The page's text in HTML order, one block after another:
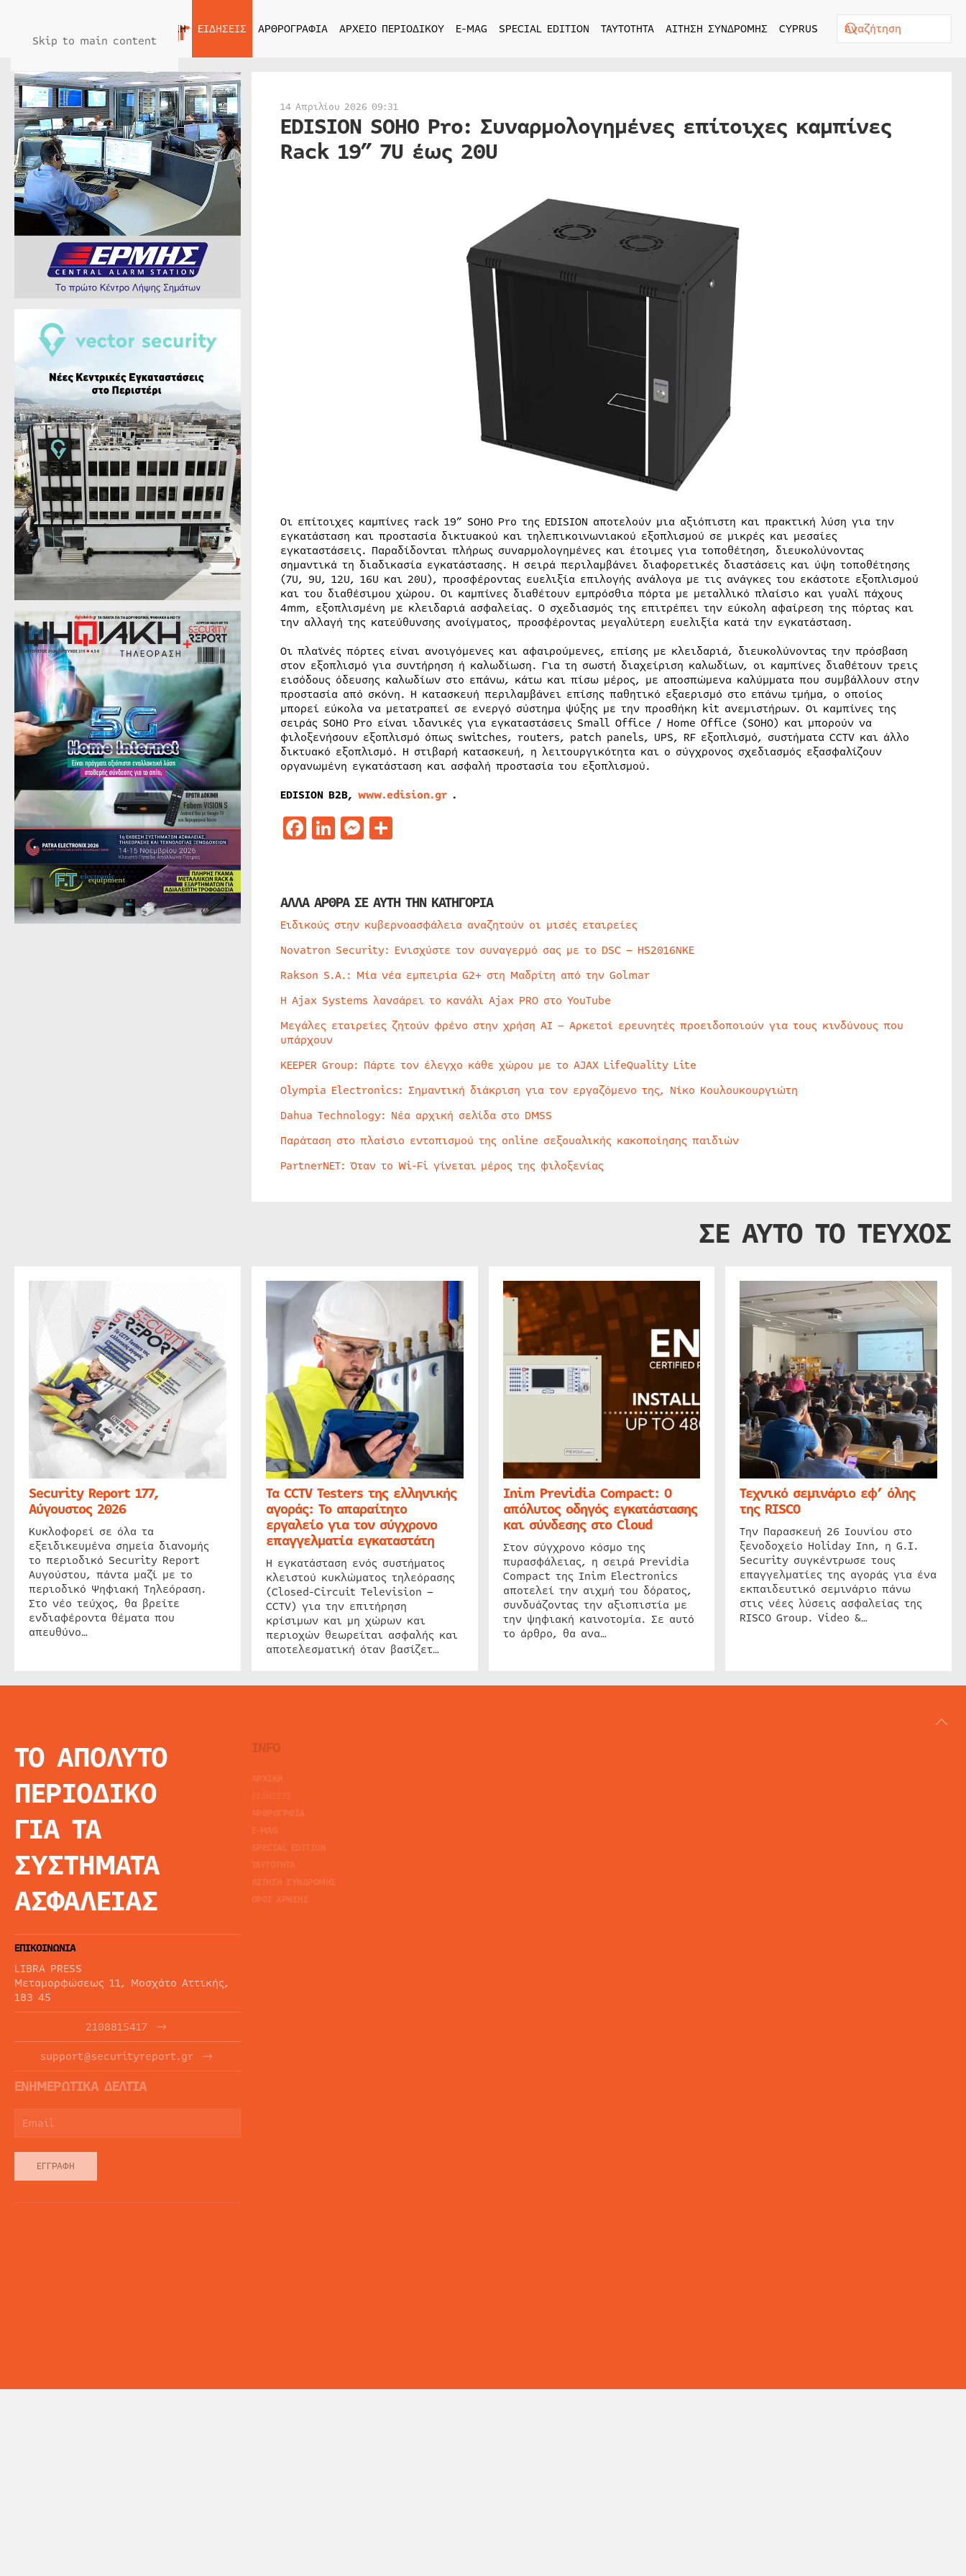
Skip to main content
ΑΡΧΙΚΗ ΕΙΔΗΣΕΙΣ ΑΡΘΡΟΓΡΑΦΙΑ ΑΡΧΕΙΟ ΠΕΡΙΟΔΙΚΟΥ E-MAG SPECIAL EDITION ΤΑΥΤΟΤΗΤΑ ΑΙΤΗΣΗ ΣΥΝΔΡΟΜΗΣ CYPRUS
14 Απριλίου 2026 09:31
EDISION SOHO Pro: Συναρμολογημένες επίτοιχες καμπίνες
Rack 19” 7U έως 20U
Οι επίτοιχες καμπίνες rack 19” SOHO Pro της EDISION αποτελούν μια αξιόπιστη και πρακτική λύση για την
εγκατάσταση και προστασία δικτυακού και τηλεπικοινωνιακού εξοπλισμού σε μικρές και μεσαίες
εγκαταστάσεις. Παραδίδονται πλήρως συναρμολογημένες και έτοιμες για τοποθέτηση, διευκολύνοντας
σημαντικά τη διαδικασία εγκατάστασης. Η σειρά περιλαμβάνει διαφορετικές διαστάσεις και ύψη τοποθέτησης
(7U, 9U, 12U, 16U και 20U), προσφέροντας ευελιξία επιλογής ανάλογα με τις ανάγκες του εκάστοτε εξοπλισμού
και του διαθέσιμου χώρου. Οι καμπίνες διαθέτουν εμπρόσθια πόρτα με μεταλλικό πλαίσιο και γυαλί πάχους
4mm, εξοπλισμένη με κλειδαριά ασφαλείας. Ο σχεδιασμός της επιτρέπει την εύκολη αφαίρεση της πόρτας και
την αλλαγή της κατεύθυνσης ανοίγματος, προσφέροντας μεγαλύτερη ευελιξία κατά την εγκατάσταση.
Οι πλαϊνές πόρτες είναι ανοιγόμενες και αφαιρούμενες, επίσης με κλειδαριά, διευκολύνοντας την πρόσβαση
στον εξοπλισμό για συντήρηση ή καλωδίωση. Για τη σωστή διαχείριση καλωδίων, οι καμπίνες διαθέτουν τρεις
εισόδους όδευσης καλωδίων στο επάνω, κάτω και πίσω μέρος, με αποσπώμενα καλύμματα που συμβάλλουν στην
προστασία από σκόνη. Η κατασκευή περιλαμβάνει επίσης παθητικό εξαερισμό στο επάνω τμήμα, ο οποίος
μπορεί εύκολα να μετατραπεί σε ενεργό σύστημα ψύξης με την προσθήκη kit ανεμιστήρων. Οι καμπίνες της
σειράς SOHO Pro είναι ιδανικές για εγκαταστάσεις Small Office / Home Office (SOHO) και μπορούν να
φιλοξενήσουν εξοπλισμό όπως switches, routers, patch panels, UPS, RF εξοπλισμό, συστήματα CCTV και άλλο
δικτυακό εξοπλισμό. Η στιβαρή κατασκευή, η λειτουργικότητα και ο σύγχρονος σχεδιασμός εξασφαλίζουν
οργανωμένη εγκατάσταση και ασφαλή προστασία του εξοπλισμού.
EDISION B2B, www.edision.gr.
Facebook
LinkedIn
Messenger
Μοιραστείτε
ΑΛΛΑ ΑΡΘΡΑ ΣΕ ΑΥΤΗ ΤΗΝ ΚΑΤΗΓΟΡΙΑ
Ειδικούς στην κυβερνοασφάλεια αναζητούν οι μισές εταιρείες
Novatron Security: Ενισχύστε τον συναγερμό σας με το DSC – HS2016NKE
Rakson S.A.: Μία νέα εμπειρία G2+ στη Μαδρίτη από την Golmar
Η Ajax Systems λανσάρει το κανάλι Ajax PRO στο YouTube
Μεγάλες εταιρείες ζητούν φρένο στην χρήση AI – Αρκετοί ερευνητές προειδοποιούν για τους κινδύνους που
υπάρχουν
KEEPER Group: Πάρτε τον έλεγχο κάθε χώρου με το AJAX LifeQuality Lite
Olympia Electronics: Σημαντική διάκριση για τον εργαζόμενο της, Νίκο Κουλουκουργιώτη
Dahua Technology: Νέα αρχική σελίδα στο DMSS
Παράταση στο πλαίσιο εντοπισμού της online σεξουαλικής κακοποίησης παιδιών
PartnerNET: Όταν το Wi-Fi γίνεται μέρος της φιλοξενίας
ΣΕ ΑΥΤΟ ΤΟ ΤΕΥΧΟΣ
Security Report 177,
Αύγουστος 2026
Κυκλοφορεί σε όλα τα
εξειδικευμένα σημεία διανομής
το περιοδικό Security Report
Αυγούστου, πάντα μαζί με το
περιοδικό Ψηφιακή Τηλεόραση.
Στο νέο τεύχος, θα βρείτε
ενδιαφέροντα θέματα που
απευθύνο…
Τα CCTV Testers της ελληνικής
αγοράς: Το απαραίτητο
εργαλείο για τον σύγχρονο
επαγγελματία εγκαταστάτη
Η εγκατάσταση ενός συστήματος
κλειστού κυκλώματος τηλεόρασης
(Closed-Circuit Television –
CCTV) για την επιτήρηση
κρίσιμων και μη χώρων και
περιοχών θεωρείται ασφαλής και
αποτελεσματική όταν βασίζετ…
Inim Previdia Compact: Ο
απόλυτος οδηγός εγκατάστασης
και σύνδεσης στο Cloud
Στον σύγχρονο κόσμο της
πυρασφάλειας, η σειρά Previdia
Compact της Inim Electronics
αποτελεί την αιχμή του δόρατος,
συνδυάζοντας την αξιοπιστία με
την ψηφιακή καινοτομία. Σε αυτό
το άρθρο, θα ανα…
Τεχνικό σεμινάριο εφ’ όλης
της RISCO
Την Παρασκευή 26 Ιουνίου στο
ξενοδοχείο Holiday Inn, η G.I.
Security συγκέντρωσε τους
επαγγελματίες της αγοράς για ένα
εκπαιδευτικό σεμινάριο πάνω
στις νέες λύσεις ασφαλείας της
RISCO Group. Video &…
ΤΟ ΑΠΟΛΥΤΟ
ΠΕΡΙΟΔΙΚΟ
ΓΙΑ ΤΑ
ΣΥΣΤΗΜΑΤΑ
ΑΣΦΑΛΕΙΑΣ
ΕΠΙΚΟΙΝΩΝΙΑ
LIBRA PRESS
Μεταμορφώσεως 11, Μοσχάτο Αττικής,
183 45
2108815417
support@securityreport.gr
ΕΝΗΜΕΡΩΤΙΚΑ ΔΕΛΤΙΑ
ΕΓΓΡΑΦΉ
INFO
ΑΡΧΙΚΗ
ΑΡΘΡΟΓΡΦΙΑ
E-MAG
SPECIAL EDITION
ΤΑΥΤΟΤΗΤΑ
ΑΙΤΗΣΗ ΣΥΝΔΡΟΜΗΣ
ΟΡΟΙ ΧΡΗΣΗΣ